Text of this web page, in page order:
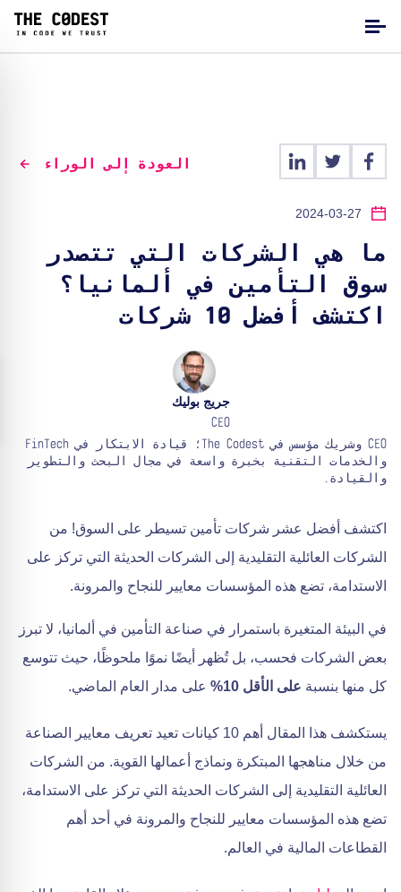
العودة إلى الوراء
2024-03-27
ما هي الشركات التي تتصدر
سوق التأمين في ألمانيا؟
اكتشف أفضل 10 شركات
جريج بوليك
CEO
CEO وشريك مؤسس في The Codest؛ قيادة الابتكار في FinTech
والخدمات التقنية بخبرة واسعة في مجال البحث والتطوير
والقيادة.
اكتشف أفضل عشر شركات تأمين تسيطر على السوق! من
الشركات العائلية التقليدية إلى الشركات الحديثة التي تركز على
الاستدامة، تضع هذه المؤسسات معايير للنجاح والمرونة.
في البيئة المتغيرة باستمرار في صناعة التأمين في ألمانيا، لا تبرز
بعض الشركات فحسب، بل تُظهر أيضًا نموًا ملحوظًا، حيث تتوسع
كل منها بنسبة على الأقل 10% على مدار العام الماضي.
يستكشف هذا المقال أهم 10 كيانات تعيد تعريف معايير الصناعة
من خلال مناهجها المبتكرة ونماذج أعمالها القوية. من الشركات
العائلية التقليدية إلى الشركات الحديثة التي تركز على الاستدامة،
تضع هذه المؤسسات معايير للنجاح والمرونة في أحد أهم
القطاعات المالية في العالم.